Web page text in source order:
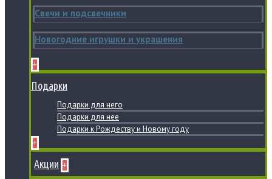
Свечи и подсвечники
Новогодние игрушки и украшения
+
Подарки
Подарки для него
Подарки для нее
Подарки к Рождеству и Новому году
+
Акции +